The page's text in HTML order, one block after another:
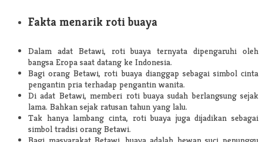
Fakta menarik roti buaya
Dalam adat Betawi, roti buaya ternyata dipengaruhi oleh
bangsa Eropa saat datang ke Indonesia.
Bagi orang Betawi, roti buaya dianggap sebagai simbol cinta
pengantin pria terhadap pengantin wanita.
Di adat Betawi, memberi roti buaya sudah berlangsung sejak
lama. Bahkan sejak ratusan tahun yang lalu.
Tak hanya lambang cinta, roti buaya juga dijadikan sebagai
simbol tradisi orang Betawi.
Bagi masyarakat Betawi, buaya adalah hewan suci penunggu